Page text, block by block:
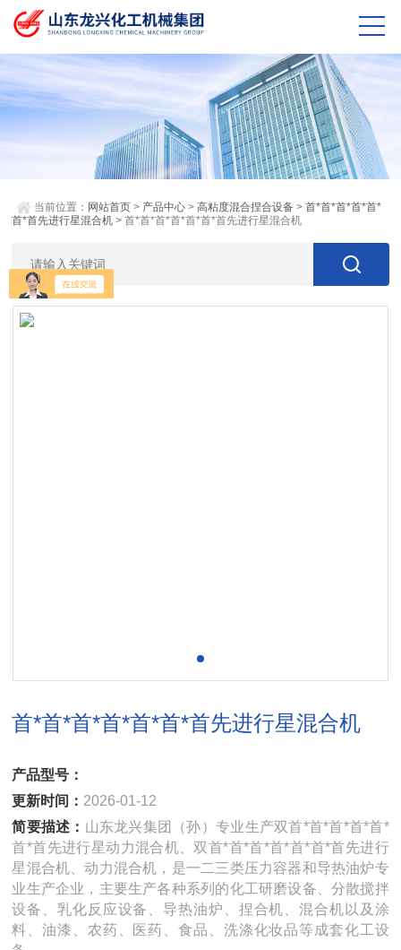
当前位置： 网站首页 > 产品中心 >高粘度混合捏合设备 >首*首*首*首*首*
首*首先进行星混合机 > 首*首*首*首*首*首*首先进行星混合机
首*首*首*首*首*首*首先进行星混合机
产品型号：
更新时间： 2026-01-12
简要描述： 山东龙兴集团（孙）专业生产双首*首*首*首*首*
首*首先进行星动力混合机、双首*首*首*首*首*首*首先进行
星混合机、动力混合机，是一二三类压力容器和导热油炉专
业生产企业，主要生产各种系列的化工研磨设备、分散搅拌
设备、乳化反应设备、导热油炉、捏合机、混合机以及涂
料、油漆、农药、医药、食品、洗涤化妆品等成套化工设